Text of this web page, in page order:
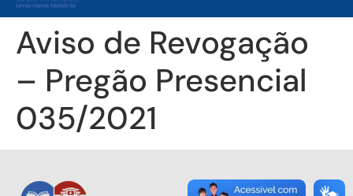
Aviso de Revogação
– Pregão Presencial
035/2021